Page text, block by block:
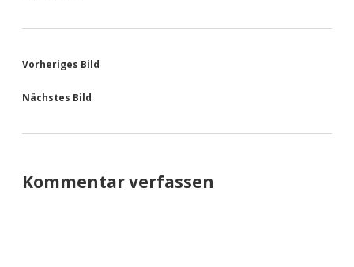
Vorheriges Bild
Nächstes Bild
Kommentar verfassen